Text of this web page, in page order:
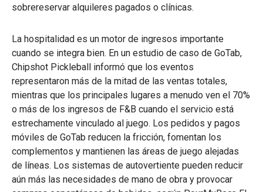
sobrereservar alquileres pagados o clínicas.
La hospitalidad es un motor de ingresos importante
cuando se integra bien. En un estudio de caso de GoTab,
Chipshot Pickleball informó que los eventos
representaron más de la mitad de las ventas totales,
mientras que los principales lugares a menudo ven el 70%
o más de los ingresos de F&B cuando el servicio está
estrechamente vinculado al juego. Los pedidos y pagos
móviles de GoTab reducen la fricción, fomentan los
complementos y mantienen las áreas de juego alejadas
de líneas. Los sistemas de autovertiente pueden reducir
aún más las necesidades de mano de obra y provocar